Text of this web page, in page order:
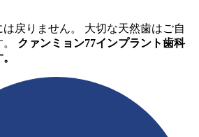
戻りません。 大切な天然歯はご自
クァンミョン77インプラント歯科